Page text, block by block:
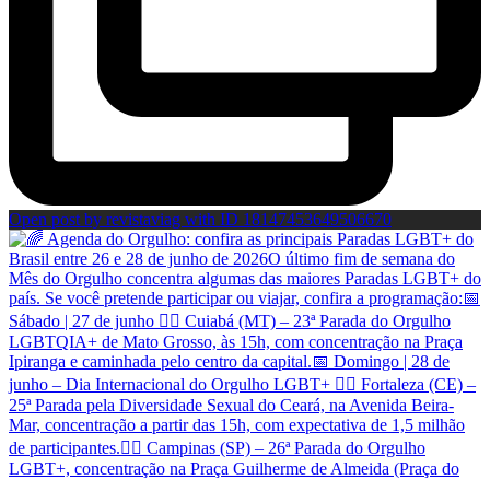
Open post by revistaviag with ID 18147453649506670